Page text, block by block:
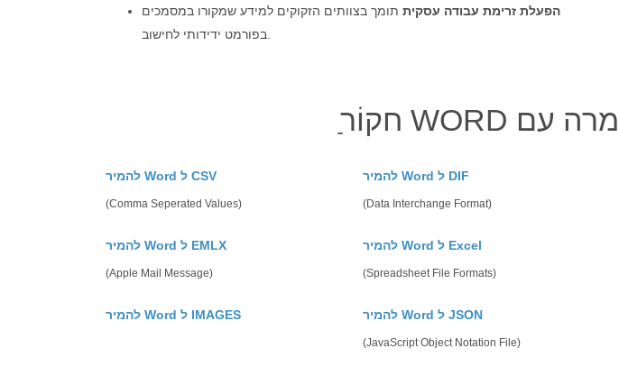
הפעלת זרימת עבודה עסקית תומך בצוותים הזקוקים למידע שמקורו במסמכים
להמיר Word ל CSV
(Comma Seperated Values)
להמיר Word ל DIF
(Data Interchange Format)
להמיר Word ל EMLX
(Apple Mail Message)
להמיר Word ל Excel
(Spreadsheet File Formats)
להמיר Word ל IMAGES להמיר Word ל JSON
(JavaScript Object Notation File)